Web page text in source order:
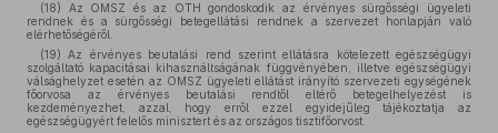
(18) Az OMSZ és az OTH gondoskodik az érvényes sürgősségi ügyeleti
rendnek és a sürgősségi betegellátási rendnek a szervezet honlapján való
elérhetőségéről.
(19) Az érvényes beutalási rend szerint ellátásra kötelezett egészségügyi
szolgáltató kapacitásai kihasználtságának függvényében, illetve egészségügyi
válsághelyzet esetén az OMSZ ügyeleti ellátást irányító szervezeti egységének
főorvosa az érvényes beutalási rendtől eltérő betegelhelyezést is
kezdeményezhet, azzal, hogy erről ezzel egyidejűleg tájékoztatja az
egészségügyért felelős minisztert és az országos tisztifőorvost.